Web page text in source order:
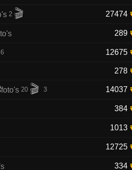
2 🎬 27474
289
6 12675
278
20 🎬 3 14037
384
1013
12725
334